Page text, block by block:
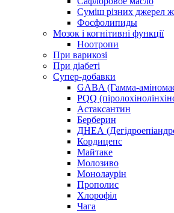
Суміш різних джерел
Фосфолипиды
Мозок і когнітивні функції
Ноотропи
При варикозі
При діабеті
Супер-добавки
GABA (Гамма-
PQQ
Астаксантин
Берберин
ДНЕА
Кордицепс
Майтаке
Молозиво
Монолаурін
Прополис
Хлорофіл
Чага